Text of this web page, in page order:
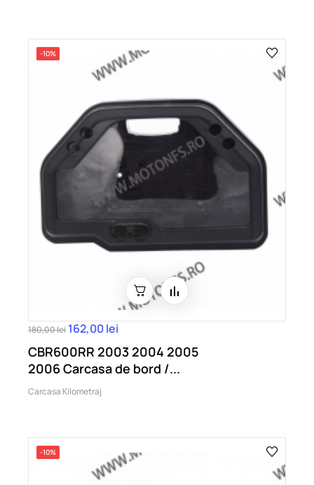
-10%
180,00 lei 162,00 lei
CBR600RR 2003 2004 2005
2006 Carcasa de bord /...
Carcasa Kilometraj
-10%